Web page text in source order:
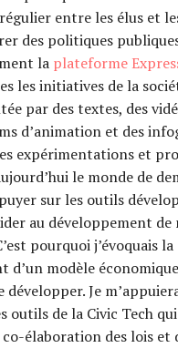
entre les élus et
des politiques
la plateforme
les initiatives de la
par des textes, des
d’animation et des
expérimentations et
le monde de
sur les outils
au développement de
pourquoi j’évoquais
d’un modèle
développer. Je
outils de la Civic Tech qui
élaboration des lois et